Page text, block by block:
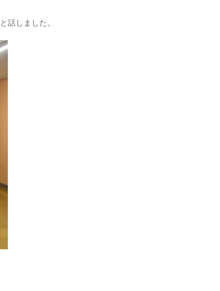
話しました。